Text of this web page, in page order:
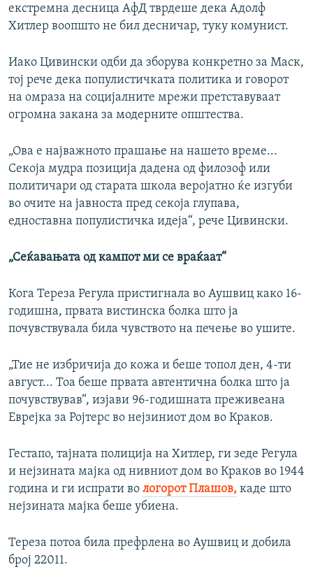
екстремна десница АфД тврдеше дека Адолф
Хитлер воопшто не бил десничар, туку комунист.
Иако Цивински одби да зборува конкретно за Маск,
тој рече дека популистичката политика и говорот
на омраза на социјалните мрежи претставуваат
огромна закана за модерните општества.
„Ова е најважното прашање на нашето време...
Секоја мудра позиција дадена од филозоф или
политичари од старата школа веројатно ќе изгуби
во очите на јавноста пред секоја глупава,
едноставна популистичка идеја“, рече Цивински.
„Сеќавањата од кампот ми се враќаат“
Кога Тереза Регула пристигнала во Аушвиц како 16-
годишна, првата вистинска болка што ја
почувствувала била чувството на печење во ушите.
„Тие не избричија до кожа и беше топол ден, 4-ти
август... Тоа беше првата автентична болка што ја
почувствував“, изјави 96-годишната преживеана
Еврејка за Ројтерс во нејзиниот дом во Краков.
Гестапо, тајната полиција на Хитлер, ги зеде Регула
и нејзината мајка од нивниот дом во Краков во 1944
година и ги испрати во логорот Плашов, каде што
нејзината мајка беше убиена.
Тереза потоа била префрлена во Аушвиц и добила
број 22011.